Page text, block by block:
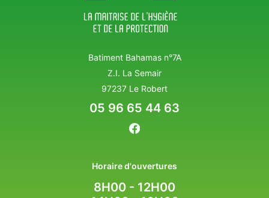
Batiment Bahamas n°7A
Z.I. La Semair
97237 Le Robert
05 96 65 44 63
Horaire d'ouvertures
8H00 - 12H00